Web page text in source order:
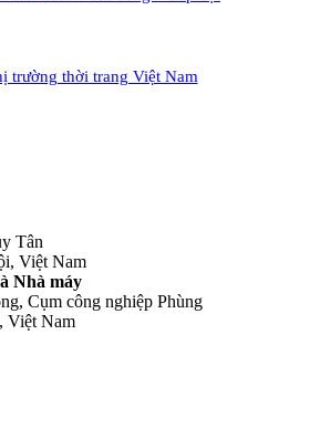
trường thời trang Việt Nam
Tân
Việt Nam
Nhà máy
Cụm công nghiệp Phùng
Việt Nam